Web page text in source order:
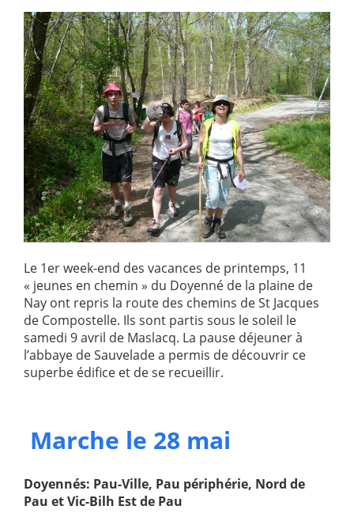
Le 1er week-end des vacances de printemps, 11
« jeunes en chemin » du Doyenné de la plaine de
Nay ont repris la route des chemins de St Jacques
de Compostelle. Ils sont partis sous le soleil le
samedi 9 avril de Maslacq. La pause déjeuner à
l’abbaye de Sauvelade a permis de découvrir ce
superbe édifice et de se recueillir.
Marche le 28 mai
Doyennés: Pau-Ville, Pau périphérie, Nord de
Pau et Vic-Bilh Est de Pau